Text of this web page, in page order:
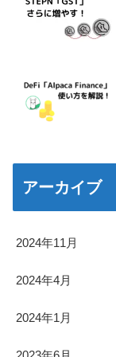
アーカイブ
2024年11月
2024年4月
2024年1月